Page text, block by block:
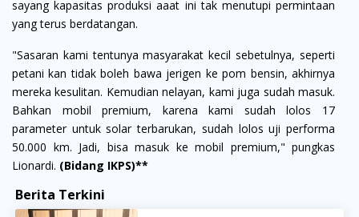
sayang kapasitas produksi aaat ini tak menutupi permintaan
yang terus berdatangan.
"Sasaran kami tentunya masyarakat kecil sebetulnya, seperti
petani kan tidak boleh bawa jerigen ke pom bensin, akhirnya
mereka kesulitan. Kemudian nelayan, kami juga sudah masuk.
Bahkan mobil premium, karena kami sudah lolos 17
parameter untuk solar terbarukan, sudah lolos uji performa
50.000 km. Jadi, bisa masuk ke mobil premium," pungkas
Lionardi. (Bidang IKPS)**
Berita Terkini